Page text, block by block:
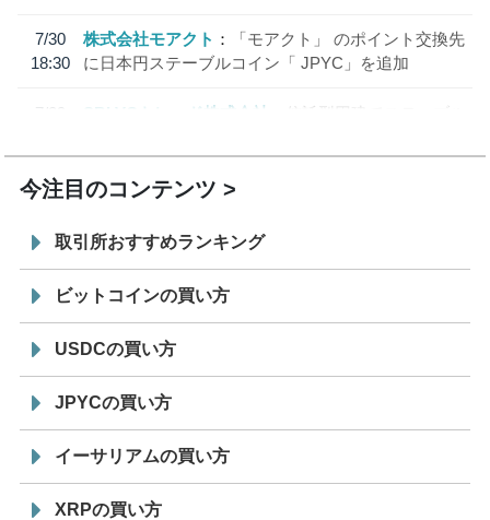
7/30
18:30
株式会社モアクト
「モアクト」 のポイント交換先
に日本円ステーブルコイン「 JPYC」を追加
7/29
SBI VCトレード株式会社
信託型円建てステーブル
今注目のコンテンツ
取引所おすすめランキング
ビットコインの買い方
USDCの買い方
JPYCの買い方
イーサリアムの買い方
XRPの買い方